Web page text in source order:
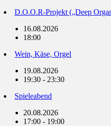
D.O.O.R-Projekt („Deep
16.08.2026
18:00
Wein, Käse, Orgel
19.08.2026
19:30 - 23:30
Spieleabend
20.08.2026
17:00 - 19:00